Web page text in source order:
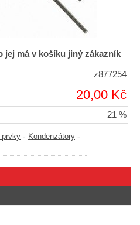
jej má v košíku jiný zákazník
z877254
20,00 Kč
21 %
prvky - Kondenzátory -